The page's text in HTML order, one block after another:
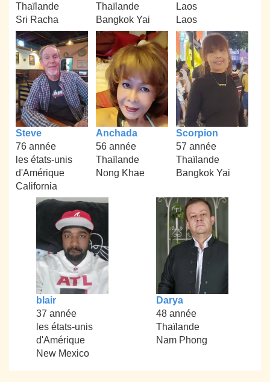
Thaïlande
Sri Racha
Thaïlande
Bangkok Yai
Laos
Laos
Steve
76 année
les états-unis
d'Amérique
California
Anchada
56 année
Thaïlande
Nong Khae
Scorpion
57 année
Thaïlande
Bangkok Yai
blair
37 année
les états-unis
d'Amérique
New Mexico
Darya
48 année
Thaïlande
Nam Phong